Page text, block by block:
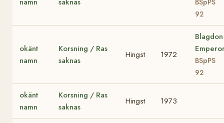
92
okänt
namn
Korsning / Ras
saknas
Hingst 1972
Blagdon
BSpPS
92
okänt
namn
Korsning / Ras
saknas
Hingst 1973